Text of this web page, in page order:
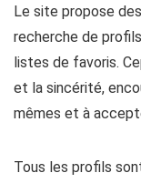
Le site propose
recherche de
listes de favoris.
et la sincérité,
mêmes et à
Tous les profils